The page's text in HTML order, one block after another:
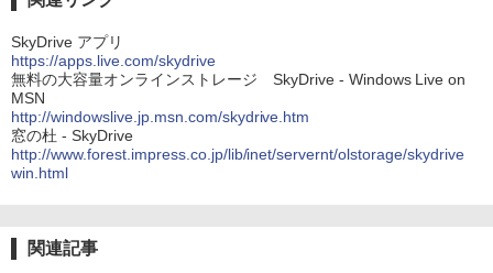
SkyDrive アプリ
https://apps.live.com/skydrive
無料の大容量オンラインストレージ SkyDrive - Windows Live on
MSN
http://windowslive.jp.msn.com/skydrive.htm
窓の杜 - SkyDrive
http://www.forest.impress.co.jp/lib/inet/servernt/olstorage/skydrive
win.html
関連記事